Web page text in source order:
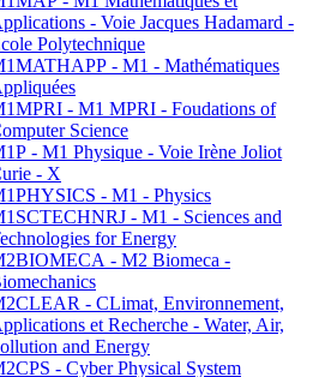
- Voie Jacques Hadamard -
Polytechnique
- M1 - Mathématiques
- M1 MPRI - Foudations of
Science
- M1 Physique - Voie Irène Joliot
- X
- M1 - Physics
- M1 - Sciences and
for Energy
- M2 Biomeca -
- CLimat, Environnement,
et Recherche - Water, Air,
and Energy
- Cyber Physical System